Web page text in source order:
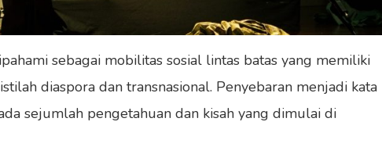
sebagai mobilitas sosial lintas batas yang memiliki
diaspora dan transnasional. Penyebaran menjadi kata
sejumlah pengetahuan dan kisah yang dimulai di